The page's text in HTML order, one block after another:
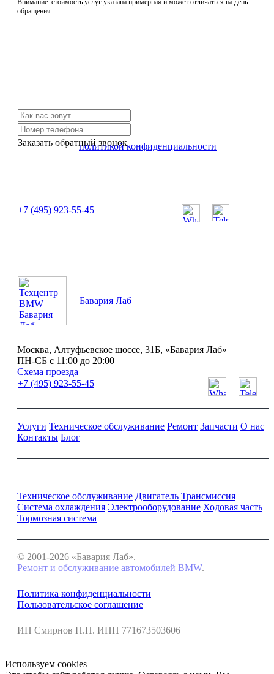
Внимание: стоимость услуг указана примерная и может отличаться на день
обращения.
Заказать обратный звонок
Я согласен сполитикой конфиденциальности
+7 (495) 923-55-45
Бавария Лаб
Москва, Алтуфьевское шоссе, 31Б, «Бавария Лаб»
ПН-СБ с 11:00 до 20:00
Схема проезда
+7 (495) 923-55-45
Услуги Техническое обслуживание Ремонт Запчасти О нас
Контакты Блог
Техническое обслуживание Двигатель Трансмиссия
Система охлаждения Электрооборудование Ходовая часть
Тормозная система
© 2001-2026 «Бавария Лаб».
Ремонт и обслуживание автомобилей BMW.
Политика конфиденциальности
Пользовательское соглашение
ИП Смирнов П.П. ИНН 771673503606
Используем cookies